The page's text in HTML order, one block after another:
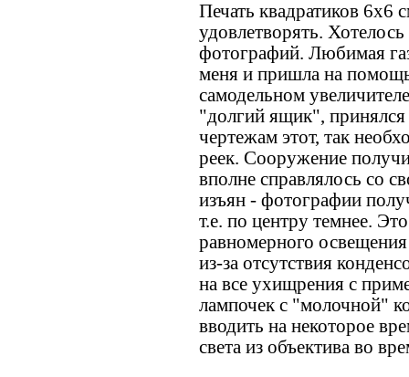
Печать квадратиков 6х6
удовлетворять.
фотографий. Любимая
меня и пришла на
самодельном
"долгий ящик",
чертежам этот, так
реек. Сооружение
вполне справлялось со
изъян - фотографии
т.е. по центру темнее.
равномерного
из-за отсутствия
на все ухищрения с
лампочек с "молочной"
вводить на некоторое
света из объектива во